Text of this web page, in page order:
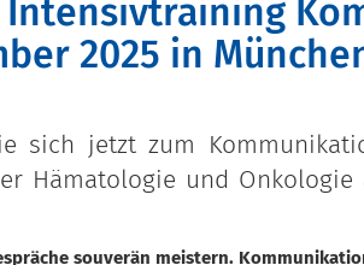
Intensivtraining
2025 in
sich jetzt zum
Hämatologie und
souverän meistern.